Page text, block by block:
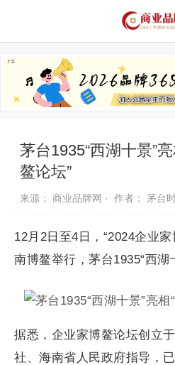
推荐品牌 品
茅台1935“西湖十景”
鳌论坛”
来源： 商业品牌网 · 作者： 茅台
12月2日至4日，“2024企业
南博鳌举行，茅台1935“西湖
据悉，企业家博鳌论坛创立
社、海南省人民政府指导，